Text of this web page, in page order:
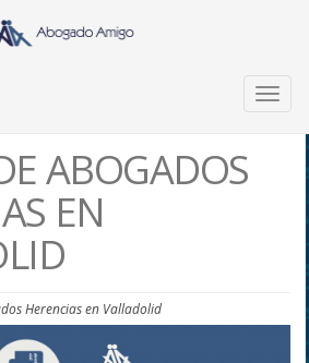
ABOGADOS
EN
Herencias en Valladolid